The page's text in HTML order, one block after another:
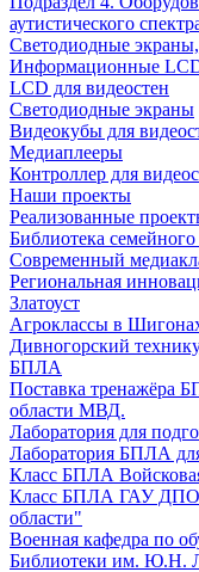
аутистического
Светодиодные
Информационные
LCD для видеостен
Светодиодные экраны
Видеокубы для
Медиаплееры
Контроллер для
Наши проекты
Реализованные
Библиотека
Современный
Региональная
Златоуст
Агроклассы в
Дивногорский
БПЛА
Поставка тренажёра
области МВД.
Лаборатория для
Лаборатория БПЛА
Класс БПЛА
Класс БПЛА ГАУ
области"
Военная кафедра по
Библиотеки им. Ю.Н.